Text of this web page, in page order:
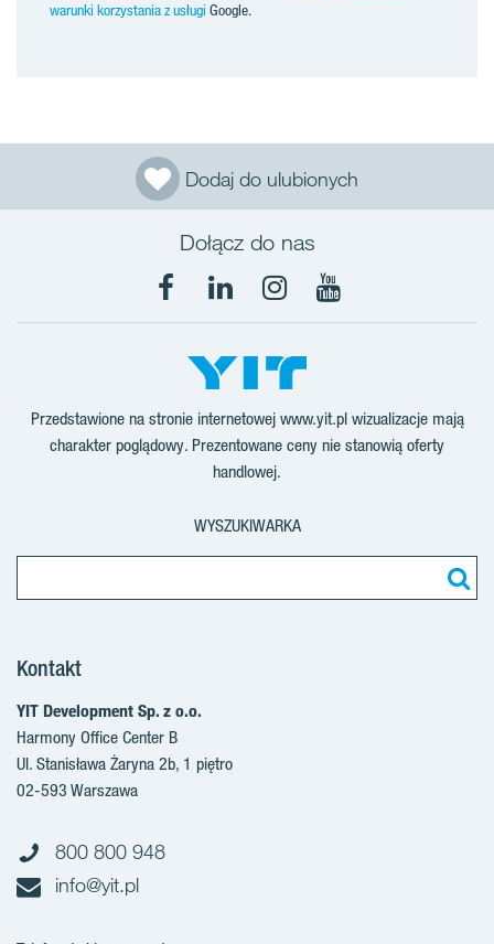
Dodaj do ulubionych
warunki korzystania z usługi Google.
Dołącz do nas
Facebook
LinkedInInstagram
YouTube
Przedstawione na stronie internetowej www.yit.pl wizualizacje mają
charakter poglądowy. Prezentowane ceny nie stanowią oferty
handlowej.
WYSZUKIWARKA
Kontakt
YIT Development Sp. z o.o.
Harmony Office Center B
Ul. Stanisława Żaryna 2b, 1 piętro
02-593 Warszawa
800 800 948
info@yit.pl